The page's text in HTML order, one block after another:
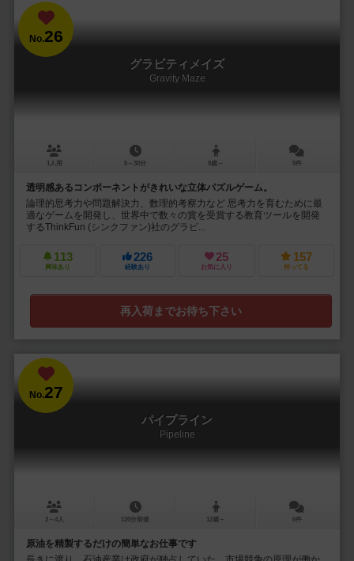
No.26
グラビティメイズ
Gravity Maze
1人用 5～30分 8歳～ 5件
透明感あるコンポーネントがきれいな立体パズルゲーム。
論理的思考力や問題解決力、数理的考察力など 思考力を育むために最
適なゲームを開発し、世界中で数々の賞を受賞する教育ツールを開発
するThinkFun (シンクファン)社のグラビ...
113
興味あり
226
経験あり
25
お気に入り
157
持ってる
再入荷までお待ち下さい
No.27
パイプライン
Pipeline
2～4人 120分前後 12歳～ 6件
原油を精製するだけの簡単なお仕事です